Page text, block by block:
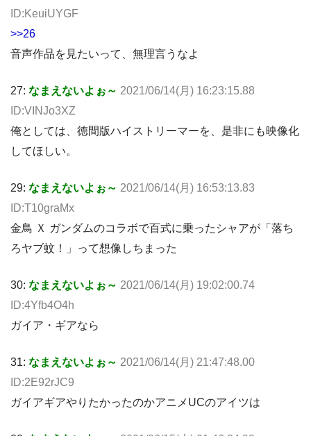
ID:KeuiUYGF
>>26
音声作品を見たいって、無理言うなよ
27: なまえないよぉ～ 2021/06/14(月) 16:23:15.88
ID:VINJo3XZ
俺としては、徳間版ハイストリーマーを、是非にも映像化
してほしい。
29: なまえないよぉ～ 2021/06/14(月) 16:53:13.83
ID:T10graMx
金鳥 Ｘ ガンダムのコラボで百式に乗ったシャアが「落ち
ろヤブ蚊！」って想像しちまった
30: なまえないよぉ～ 2021/06/14(月) 19:02:00.74
ID:4Yfb4O4h
ガイア・ギアなら
31: なまえないよぉ～ 2021/06/14(月) 21:47:48.00
ID:2E92rJC9
ガイアギアやりたかったのかアニメUCのアイツは